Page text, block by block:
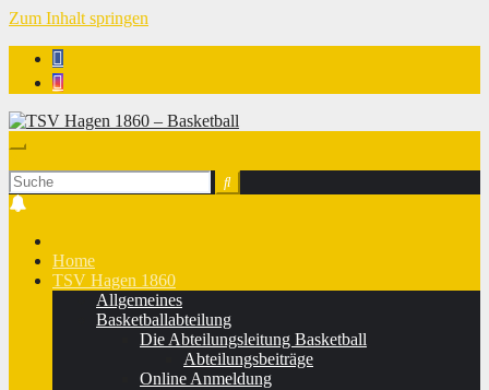
Zum Inhalt springen
Home
TSV Hagen 1860
Allgemeines
Basketballabteilung
Die Abteilungsleitung Basketball
Abteilungsbeiträge
Online Anmeldung